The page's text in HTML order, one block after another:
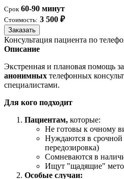
Срок 60-90 минут
Стоимость: 3 500 ₽
Заказать
Консультация пациента по
Описание
Экстренная и плановая помощь
анонимных телефонных
специалистами.
Для кого подходит
Пациентам, которые:
Не готовы к очному
Нуждаются в
передозировка)
Сомневаются в
Ищут "щадящие"
Особые случаи: